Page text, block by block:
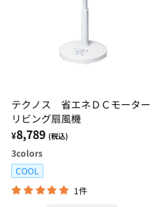
テクノス 省エネＤＣモーター
リビング扇風機
¥8,789 (税込)
3colors
COOL
1件